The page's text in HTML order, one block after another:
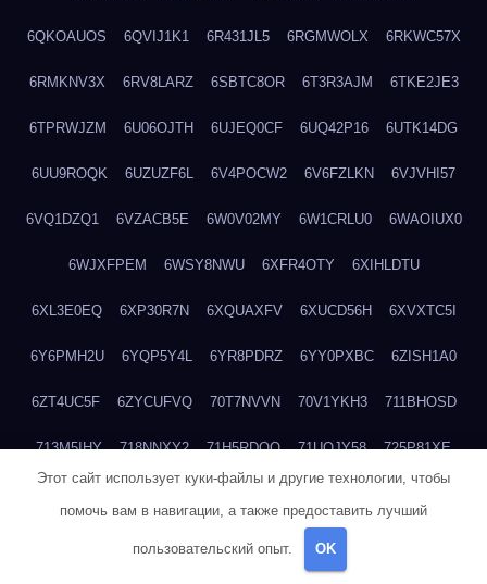
6QKOAUOS 6QVIJ1K1 6R431JL5 6RGMWOLX 6RKWC57X
6RMKNV3X 6RV8LARZ 6SBTC8OR 6T3R3AJM 6TKE2JE3
6TPRWJZM 6U06OJTH 6UJEQ0CF 6UQ42P16 6UTK14DG
6UU9ROQK 6UZUZF6L 6V4POCW2 6V6FZLKN 6VJVHI57
6VQ1DZQ1 6VZACB5E 6W0V02MY 6W1CRLU0 6WAOIUX0
6WJXFPEM 6WSY8NWU 6XFR4OTY 6XIHLDTU
6XL3E0EQ 6XP30R7N 6XQUAXFV 6XUCD56H 6XVXTC5I
6Y6PMH2U 6YQP5Y4L 6YR8PDRZ 6YY0PXBC 6ZISH1A0
6ZT4UC5F 6ZYCUFVQ 70T7NVVN 70V1YKH3 711BHOSD
713M5IHY 718NNXY2 71H5RDOO 71UQJY58 725P81XE
Этот сайт использует куки-файлы и другие технологии, чтобы
помочь вам в навигации, а также предоставить лучший
пользовательский опыт. OK